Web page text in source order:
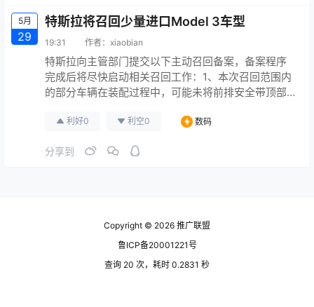
5月
29
特斯拉将召回少量进口Model 3车型
19:31 作者： xiaobian
特斯拉向主管部门提交以下主动召回备案，备案程序
完成后将尽快启动相关召回工作：1、本次召回范围内
的部分车辆在装配过程中，可能未将前排安全带顶部D
2019年1月12日至11月20日内生产的少量进口Model 3
矩紧固制动卡钳螺栓。覆盖范围为2019年1月12日至11
利好0 利空0 数码
分享到
Copyright © 2026 推广联盟
鲁ICP备20001221号
查询 20 次，耗时 0.2831 秒